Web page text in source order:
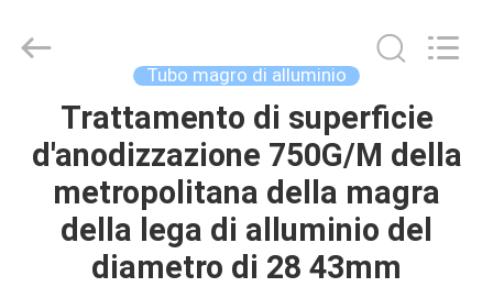
CASA
PRODOTTI
Equipment
Tubo magro di alluminio
Trattamento di superficie
d'anodizzazione 750G/M della
metropolitana della magra
della lega di alluminio del
diametro di 28 43mm